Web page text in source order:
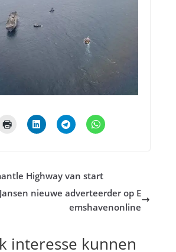
Highway van start
nieuwe adverteerder op E
emshavenonline
interesse kunnen